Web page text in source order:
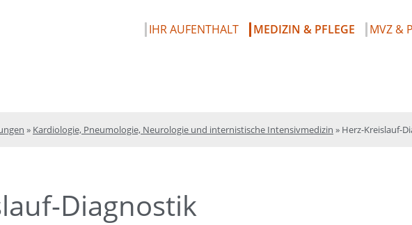
IHR AUFENTHALT MEDIZIN & PFLEGE MVZ &
» Kardiologie, Pneumologie, Neurologie und internistische Intensivmedizin » Herz-Kreislauf-
Diagnostik